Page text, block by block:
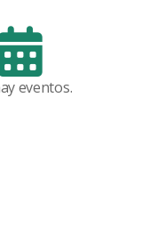
eventos.